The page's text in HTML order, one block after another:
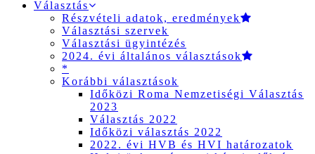
Választás
Részvételi adatok, eredmények
Választási szervek
Választási ügyintézés
2024. évi általános választások
*
Korábbi választások
Időközi Roma Nemzetiségi Választás
2023
Választás 2022
Időközi választás 2022
2022. évi HVB és HVI határozatok